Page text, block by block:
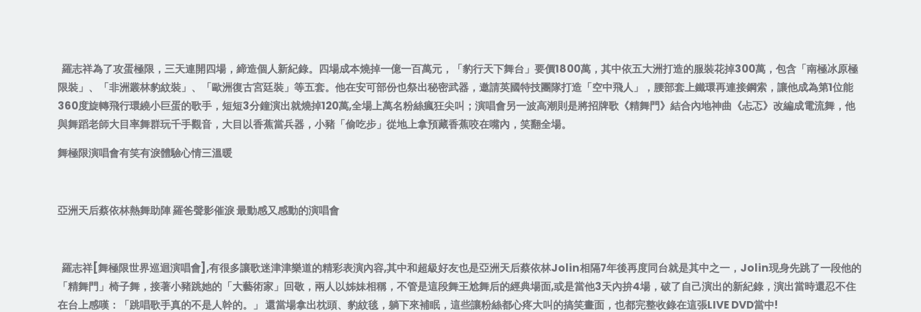
羅志祥為了攻蛋極限，三天連開四場，締造個人新紀錄。四場成本燒掉一億一百萬元，「豹行天下舞台」要價1800萬，其中依五大洲打造的服裝花掉300萬，包含「南極冰原極
限裝」、「非洲叢林豹紋裝」、「歐洲復古宮廷裝」等五套。他在安可部份也祭出秘密武器，邀請英國特技團隊打造「空中飛人」，腰部套上鐵環再連接鋼索，讓他成為第1位能
360度旋轉飛行環繞小巨蛋的歌手，短短3分鐘演出就燒掉120萬,全場上萬名粉絲瘋狂尖叫；演唱會另一波高潮則是將招牌歌《精舞門》結合內地神曲《忐忑》改編成電流舞，他
與舞蹈老師大目率舞群玩千手觀音，大目以香蕉當兵器，小豬「偷吃步」從地上拿預藏香蕉咬在嘴內，笑翻全場。
舞極限演唱會有笑有淚體驗心情三溫暖
亞洲天后蔡依林熱舞助陣羅爸聲影催淚最動感又感動的演唱會
羅志祥 [舞極限世界巡迴演唱會],有很多讓歌迷津津樂道的精彩表演內容,其中和超級好友也是亞洲天后蔡依林Jolin相隔7年後再度同台就是其中之一， Jolin現身先跳了一段他的
「精舞門」椅子舞，接著小豬跳她的「大藝術家」回敬，兩人以姊妹相稱，不管是這段舞王尬舞后的經典場面,或是當他3天內拚4場，破了自己演出的新紀錄，演出當時還忍不住
在台上感嘆：「跳唱歌手真的不是人幹的。」 還當場拿出枕頭、豹紋毯，躺下來補眠，這些讓粉絲都心疼大叫的搞笑畫面，也都完整收錄在這張LIVE DVD當中!